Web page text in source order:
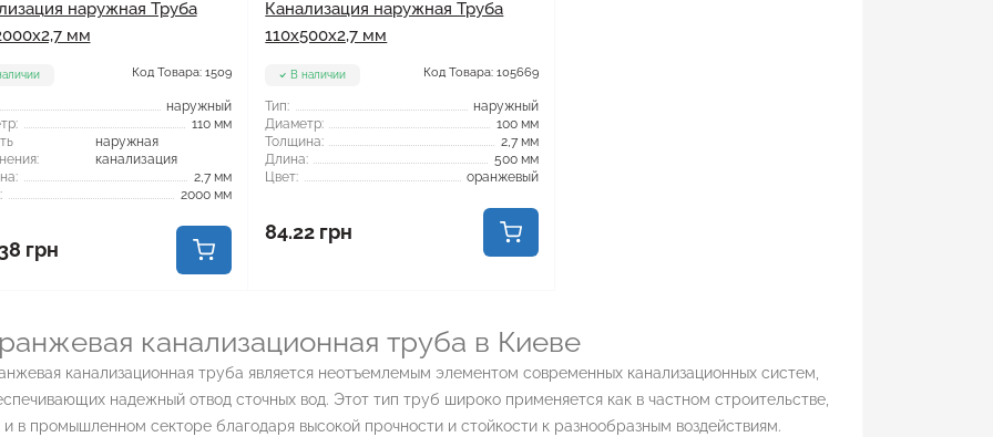
наружная Труба
мм
Код Товара: 1509
наружный
110 мм
наружная
канализация
2,7 мм
2000 мм
грн
Канализация наружная Труба
110x500x2,7 мм
В наличии Код Товара: 105669
Тип:
наружный
Диаметр:
100 мм
Толщина:
2,7 мм
Длина:
500 мм
Цвет:
оранжевый
84.22 грн
канализационная труба в Киеве
канализационная труба является неотъемлемым элементом современных канализационных систем,
надежный отвод сточных вод. Этот тип труб широко применяется как в частном строительстве,
и в промышленном секторе благодаря высокой прочности и стойкости к разнообразным воздействиям.